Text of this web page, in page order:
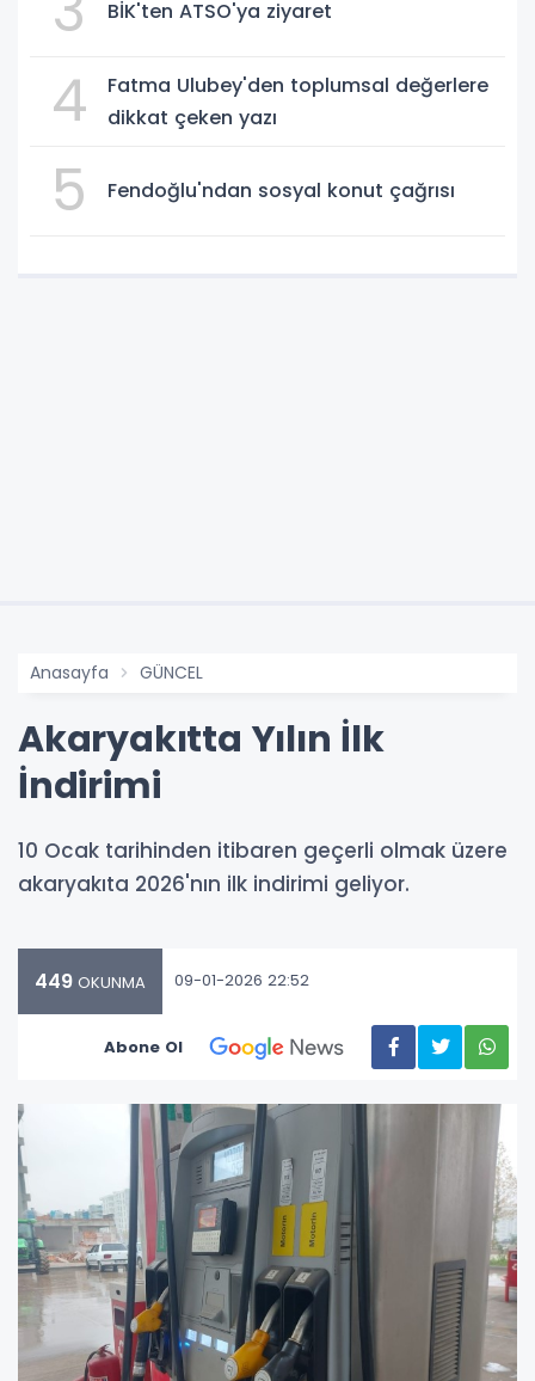
BİK'ten ATSO'ya ziyaret
4
Fatma Ulubey'den toplumsal değerlere
dikkat çeken yazı
5 Fendoğlu'ndan sosyal konut çağrısı
Anasayfa GÜNCEL
Akaryakıtta Yılın İlk
İndirimi
10 Ocak tarihinden itibaren geçerli olmak üzere
akaryakıta 2026'nın ilk indirimi geliyor.
449 OKUNMA 09-01-2026 22:52
Abone Ol